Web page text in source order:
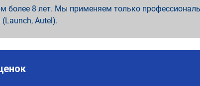
8 лет. Мы применяем только
Autel).